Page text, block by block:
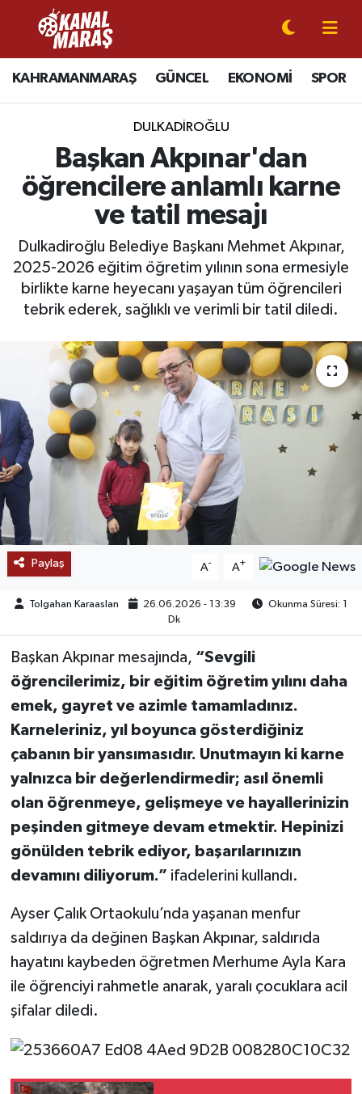
KAHRAMANMARAŞ GÜNCEL EKONOMİ SPOR
DULKADİROĞLU
Başkan Akpınar'dan
öğrencilere anlamlı karne
ve tatil mesajı
Dulkadiroğlu Belediye Başkanı Mehmet Akpınar,
2025-2026 eğitim öğretim yılının sona ermesiyle
birlikte karne heyecanı yaşayan tüm öğrencileri
tebrik ederek, sağlıklı ve verimli bir tatil diledi.
Paylaş A- A+
Tolgahan Karaaslan 26.06.2026 - 13:39
Okunma Süresi: 1
Dk
Başkan Akpınar mesajında, “Sevgili
öğrencilerimiz, bir eğitim öğretim yılını daha
emek, gayret ve azimle tamamladınız.
Karneleriniz, yıl boyunca gösterdiğiniz
çabanın bir yansımasıdır. Unutmayın ki karne
yalnızca bir değerlendirmedir; asıl önemli
olan öğrenmeye, gelişmeye ve hayallerinizin
peşinden gitmeye devam etmektir. Hepinizi
gönülden tebrik ediyor, başarılarınızın
devamını diliyorum.” ifadelerini kullandı.
Ayser Çalık Ortaokulu’nda yaşanan menfur
saldırıya da değinen Başkan Akpınar, saldırıda
hayatını kaybeden öğretmen Merhume Ayla Kara
ile öğrenciyi rahmetle anarak, yaralı çocuklara acil
şifalar diledi.
CANLI YAYIN
KAHRAMANMARAŞ
SPOR
SİYASET
EKONOMİ
GÜNDEM
MAGAZİN
SAĞLIK
EĞİTİM
BÖLGE
KEŞFET
POPÜLER
DÜNYA
TREND
MEDYA
OTOMOTİV
TEKNOLOJİ
YAŞAM
KÜLTÜR SANAT
Kahramanmaraş Nöbetçi Eczaneler
Kahramanmaraş Hava Durumu
Kahramanmaraş Trafik Yoğunluk Haritası
Süper Lig Puan Durumu ve Fikstür
Tüm Manşetler
Son Dakika Haberleri
Haber Arşivi